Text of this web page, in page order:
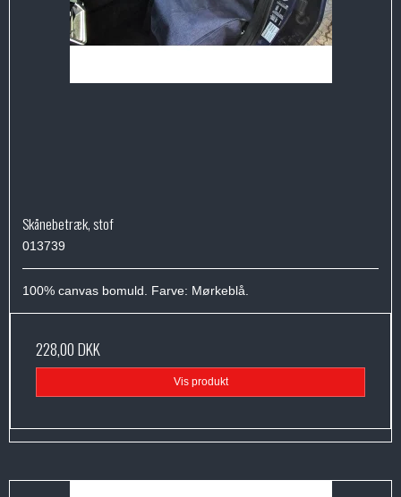
Skånebetræk, stof
013739
100% canvas bomuld. Farve: Mørkeblå.
228,00 DKK
Vis produkt